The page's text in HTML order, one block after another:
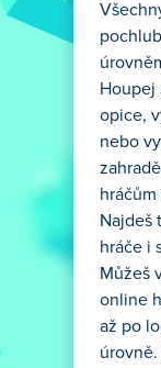
Houpej
opice,
nebo
Najdeš
hráče i
Můžeš
online
až po